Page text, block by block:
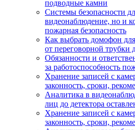
подводные камни
Системы безопасности
видеонаблюдение, но и
пожарная безопасность
Как выбрать домофон
от переговорной трубки
Обязанности и
за работоспособность
Хранение записей с
законность, сроки,
Аналитика в
лиц до детектора
Хранение записей с
законность, сроки,